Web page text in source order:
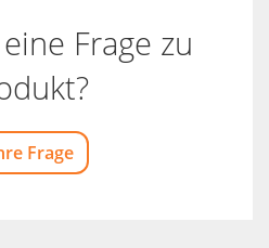
Frage zu
Frage